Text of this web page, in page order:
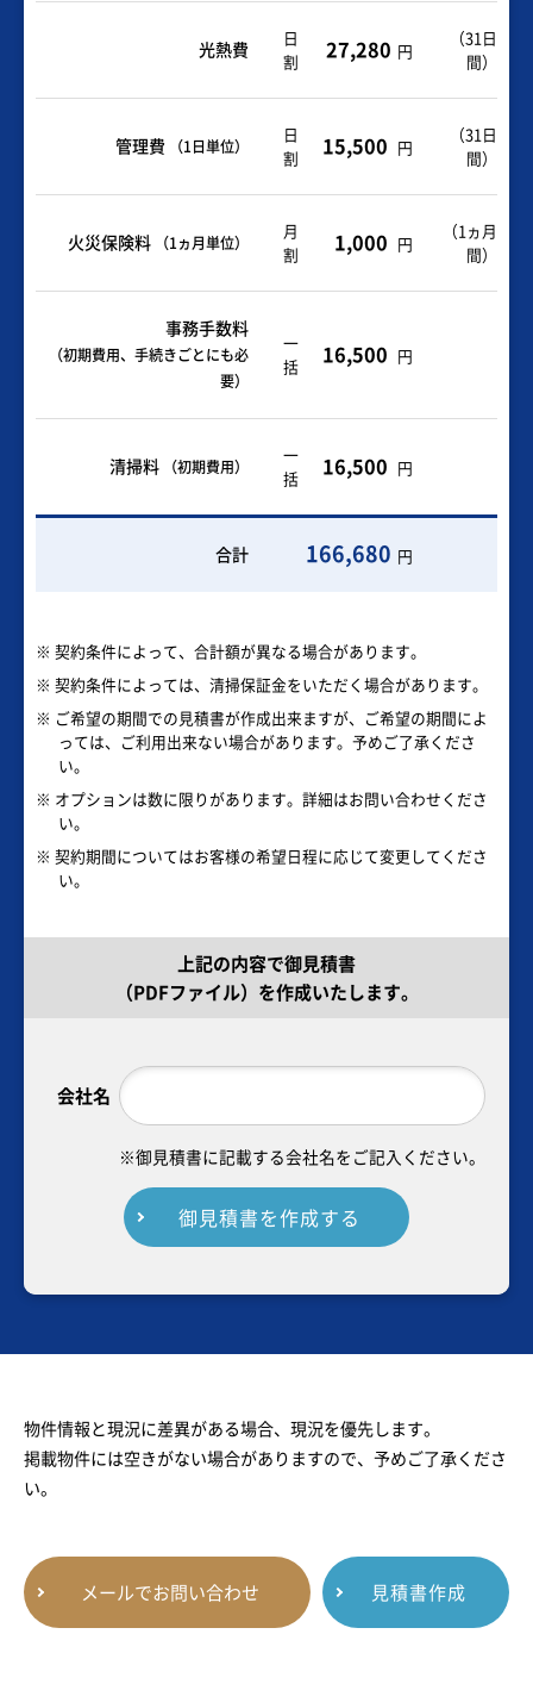
光熱費
日
割
27,280 円
（31日
間）
管理費 （1日単位）
日
割
15,500 円
（31日
間）
火災保険料 （1ヵ月単位）
月
割
1,000 円
（1ヵ月
間）
事務手数料
（初期費用、手続きごとにも必
要）
一
括
16,500 円
清掃料 （初期費用）
一
括
16,500 円
合計 166,680 円
※ 契約条件によって、合計額が異なる場合があります。
※ 契約条件によっては、清掃保証金をいただく場合があります。
※ ご希望の期間での見積書が作成出来ますが、ご希望の期間によ
っては、ご利用出来ない場合があります。予めご了承くださ
い。
※ オプションは数に限りがあります。詳細はお問い合わせくださ
い。
※ 契約期間についてはお客様の希望日程に応じて変更してくださ
い。
上記の内容で御見積書
（PDFファイル）を作成いたします。
会社名
※御見積書に記載する会社名をご記入ください。
御見積書を作成する
物件情報と現況に差異がある場合、現況を優先します。
掲載物件には空きがない場合がありますので、予めご了承くださ
い。
メールでお問い合わせ 見積書作成